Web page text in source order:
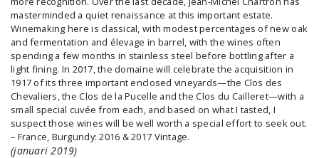
masterminded a quiet renaissance at this important estate.
Winemaking here is classical, with modest percentages of new oak
and fermentation and élevage in barrel, with the wines often
spending a few months in stainless steel before bottling after a
light fining. In 2017, the domaine will celebrate the acquisition in
1917 of its three important enclosed vineyards—the Clos des
Chevaliers, the Clos de la Pucelle and the Clos du Cailleret—with a
small special cuvée from each, and based on what I tasted, I
suspect those wines will be well worth a special effort to seek out.
– France, Burgundy: 2016 & 2017 Vintage.
(januari 2019)